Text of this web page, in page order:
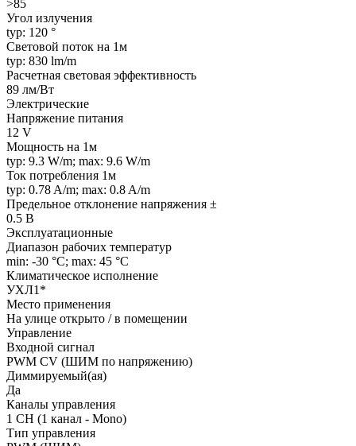
>85
Угол излучения
typ: 120 °
Световой поток на 1м
typ: 830 lm/m
Расчетная световая эффективность
89 лм/Вт
Электрические
Напряжение питания
12 V
Мощность на 1м
typ: 9.3 W/m; max: 9.6 W/m
Ток потребления 1м
typ: 0.78 A/m; max: 0.8 A/m
Предельное отклонение напряжения ±
0.5 В
Эксплуатационные
Диапазон рабочих температур
min: -30 °C; max: 45 °C
Климатическое исполнение
УХЛ1*
Место применения
На улице открыто / в помещении
Управление
Входной сигнал
PWM СV (ШИМ по напряжению)
Диммируемый(ая)
Да
Каналы управления
1 CH (1 канал - Mono)
Тип управления